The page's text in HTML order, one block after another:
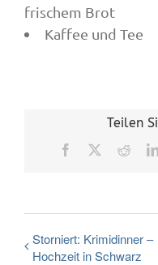
frischem Brot
Kaffee und Tee
Teilen
Facebook
Storniert: Krimidinner –
Hochzeit in Schwarz